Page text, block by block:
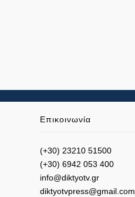
Επικοινωνία
(+30) 23210 51500
(+30) 6942 053 400
info@diktyotv.gr
diktyotvpress@gmail.com